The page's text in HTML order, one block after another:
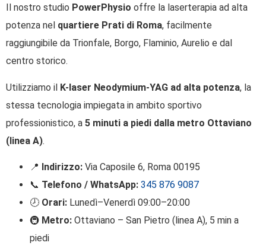
Il nostro studio PowerPhysio offre la laserterapia ad alta
potenza nel quartiere Prati di Roma, facilmente
raggiungibile da Trionfale, Borgo, Flaminio, Aurelio e dal
centro storico.
Utilizziamo il K-laser Neodymium-YAG ad alta potenza, la
stessa tecnologia impiegata in ambito sportivo
professionistico, a 5 minuti a piedi dalla metro Ottaviano
(linea A).
📍 Indirizzo: Via Caposile 6, Roma 00195
📞 Telefono / WhatsApp: 345 876 9087
🕗 Orari: Lunedì–Venerdì 09:00–20:00
🚇 Metro: Ottaviano – San Pietro (linea A), 5 min a
piedi